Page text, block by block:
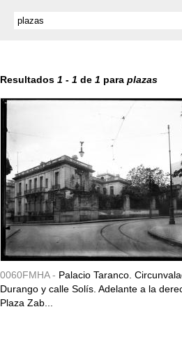
Resultados 1 - 1 de 1 para plazas
0060FMHA - Palacio Taranco.
Durango y calle Solís. Adelante a la
Plaza Zab...